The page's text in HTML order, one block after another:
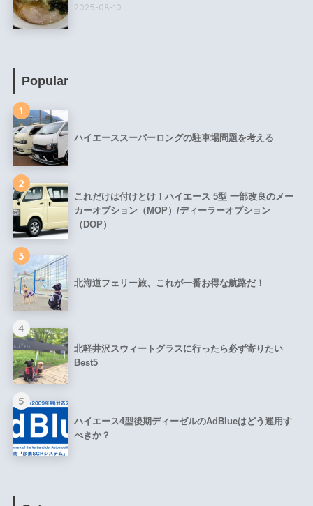
2025-08-10
Popular
1
ハイエーススーパーロングの駐車場問題を考える
2
これだけは付けとけ！ハイエース 5型 一部改良のメー
カーオプション（MOP）/ディーラーオプション
（DOP）
3
北海道フェリー旅、これが一番お得な航路だ！
4
北軽井沢スウィートグラスに行ったら必ず寄りたい
Best5
5
ハイエース4型後期ディーゼルのAdBlueはどう運用す
べきか？